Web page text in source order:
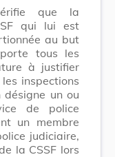
que la
qui lui est
au but
tous les
à justifier
inspections
désigne un ou
de police
un membre
judiciaire,
la CSSF lors